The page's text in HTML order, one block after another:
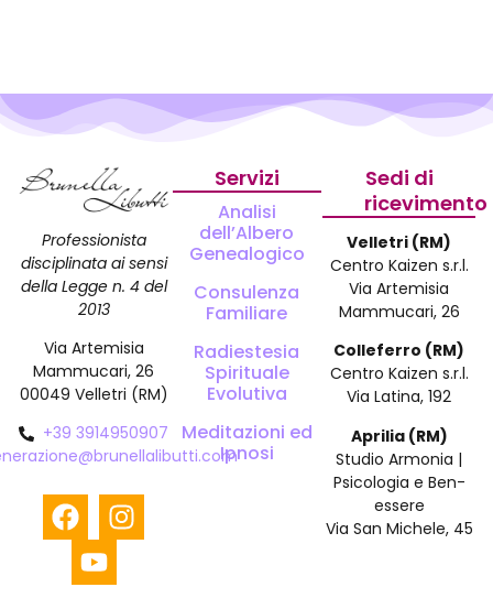
Professionista
disciplinata ai sensi
della Legge n. 4 del
2013
Via Artemisia
Mammucari, 26
00049 Velletri (RM)
+39 3914950907
Servizi
Analisi
dell’Albero
Genealogico
Consulenza
Familiare
Radiestesia
Spirituale
Evolutiva
Meditazioni ed
Ipnosi
Sedi di
ricevimento
Velletri (RM)
Centro Kaizen s.r.l.
Via Artemisia
Mammucari, 26
Colleferro (RM)
Centro Kaizen s.r.l.
Via Latina, 192
Aprilia (RM)
Studio Armonia |
Psicologia e Ben-
essere
Via San Michele, 45